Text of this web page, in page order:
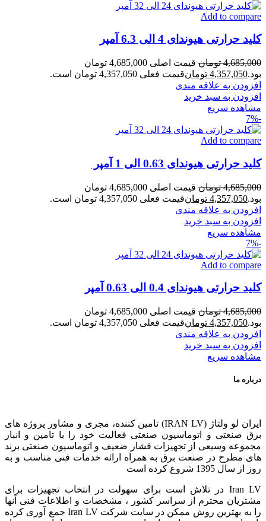
Add to compare
کلید حرارتی هیوندای 4 الی 6.3 آمپر
4,685,000 تومان
قیمت اصلی 4,685,000 تومان
بود.4,357,050 تومانقیمت فعلی 4,357,050 تومان است.
افزودن به علاقه مندی
افزودن به سبد خرید
مشاهده سریع
-7%
Add to compare
کلید حرارتی هیوندای 0.63 الی 1 آمپر
4,685,000 تومان
قیمت اصلی 4,685,000 تومان
بود.4,357,050 تومانقیمت فعلی 4,357,050 تومان است.
افزودن به علاقه مندی
افزودن به سبد خرید
مشاهده سریع
-7%
Add to compare
کلید حرارتی هیوندای 0.4 الی 0.63 آمپر
4,685,000 تومان
قیمت اصلی 4,685,000 تومان
بود.4,357,050 تومانقیمت فعلی 4,357,050 تومان است.
افزودن به علاقه مندی
افزودن به سبد خرید
مشاهده سریع
درباره ما
ایران لو ولتاژ (IRAN LV) تامین کننده، مجری و مشاور پروژه های
برق صنعتی و اتوماسیون صنعتی فعالیت خود را با تامین و انبار
مجموعه وسیعی از تجهیزات فشار ضعیف و اتوماسیون صنعتی برند
های مطرح در صنعت برق به همراه ارائه خدمات فنی مناسب و به
روز از سال 1395 شروع کرده است
Iran LV در تلاش است برای سهولت در انتخاب تجهیزات برای
مشتریان محترم از سراسر کشور ، مشخصات و اطلاعات فنی آنها
را به بهترین روش ممکن در سایت شرکت Iran LV جمع آوری کرده